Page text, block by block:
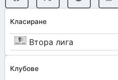
Класиране
Втора лига
Клубове